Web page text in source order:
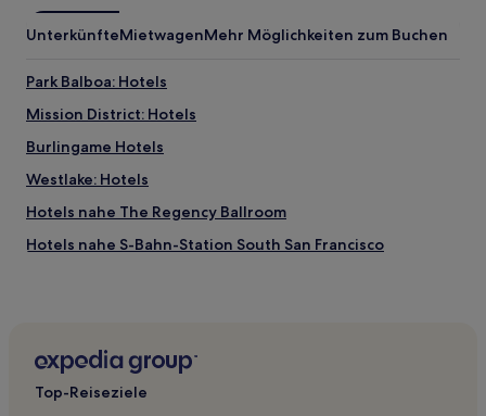
UnterkünfteMietwagenMehr Möglichkeiten zum Buchen
Park Balboa: Hotels
Mission District: Hotels
Burlingame Hotels
Westlake: Hotels
Hotels nahe The Regency Ballroom
Hotels nahe S-Bahn-Station South San Francisco
Hotels nahe San Bruno Mountain State Park
Hotels nahe Hills of Eternity Memorial Park
Top-Reiseziele